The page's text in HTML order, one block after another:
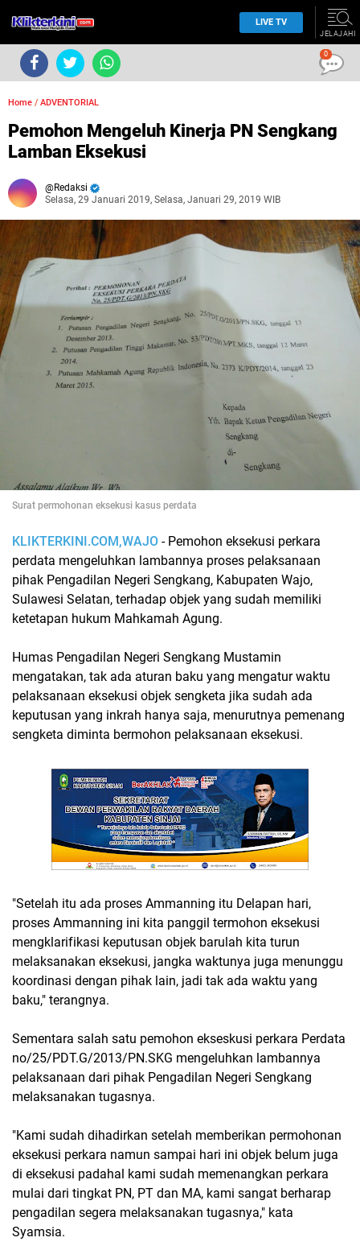
LIVE TV
JELAJAHI
Home / ADVENTORIAL
Pemohon Mengeluh Kinerja PN Sengkang
Lamban Eksekusi
Redaksi
Selasa, 29 Januari 2019, Selasa, Januari 29, 2019 WIB
Surat permohonan eksekusi kasus perdata
KLIKTERKINI.COM,WAJO - Pemohon eksekusi perkara
perdata mengeluhkan lambannya proses pelaksanaan
pihak Pengadilan Negeri Sengkang, Kabupaten Wajo,
Sulawesi Selatan, terhadap objek yang sudah memiliki
ketetapan hukum Mahkamah Agung.
Humas Pengadilan Negeri Sengkang Mustamin
mengatakan, tak ada aturan baku yang mengatur waktu
pelaksanaan eksekusi objek sengketa jika sudah ada
keputusan yang inkrah hanya saja, menurutnya pemenang
sengketa diminta bermohon pelaksanaan eksekusi.
"Setelah itu ada proses Ammanning itu Delapan hari,
proses Ammanning ini kita panggil termohon eksekusi
mengklarifikasi keputusan objek barulah kita turun
melaksanakan eksekusi, jangka waktunya juga menunggu
koordinasi dengan pihak lain, jadi tak ada waktu yang
baku," terangnya.
Sementara salah satu pemohon ekseskusi perkara Perdata
no/25/PDT.G/2013/PN.SKG mengeluhkan lambannya
pelaksanaan dari pihak Pengadilan Negeri Sengkang
melaksanakan tugasnya.
"Kami sudah dihadirkan setelah memberikan permohonan
eksekusi perkara namun sampai hari ini objek belum juga
di eksekusi padahal kami sudah memenangkan perkara
mulai dari tingkat PN, PT dan MA, kami sangat berharap
pengadilan segera melaksanakan tugasnya," kata
Syamsia.
0